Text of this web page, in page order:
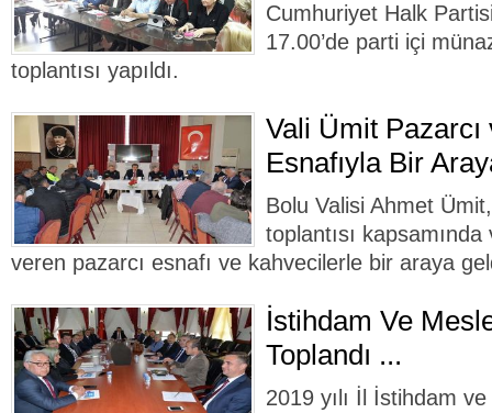
Cumhuriyet Halk
17.00’de parti içi
toplantısı yapıldı.
Vali Ümit
Esnafıyla Bir
Bolu Valisi Ahmet
toplantısı
veren pazarcı esnafı ve kahvecilerle bir araya
İstihdam Ve
Toplandı ...
2019 yılı İl İstihdam